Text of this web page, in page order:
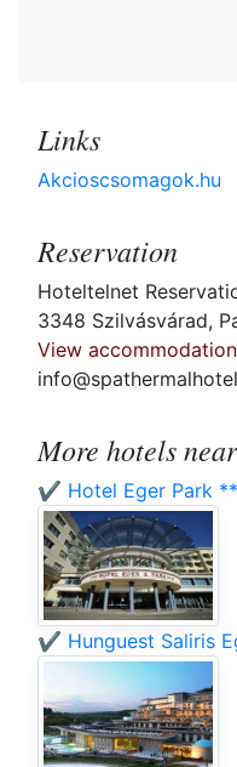
Links
Akcioscsomagok.hu
Reservation
Hoteltelnet
3348 Szilvásvárad,
View
More hotels
✔️ Hotel Eger Park
✔️ Hunguest Saliris